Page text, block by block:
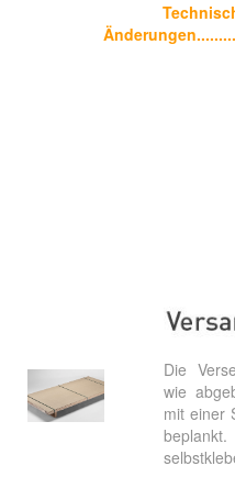
Änderungen
Die
wie
mit einer